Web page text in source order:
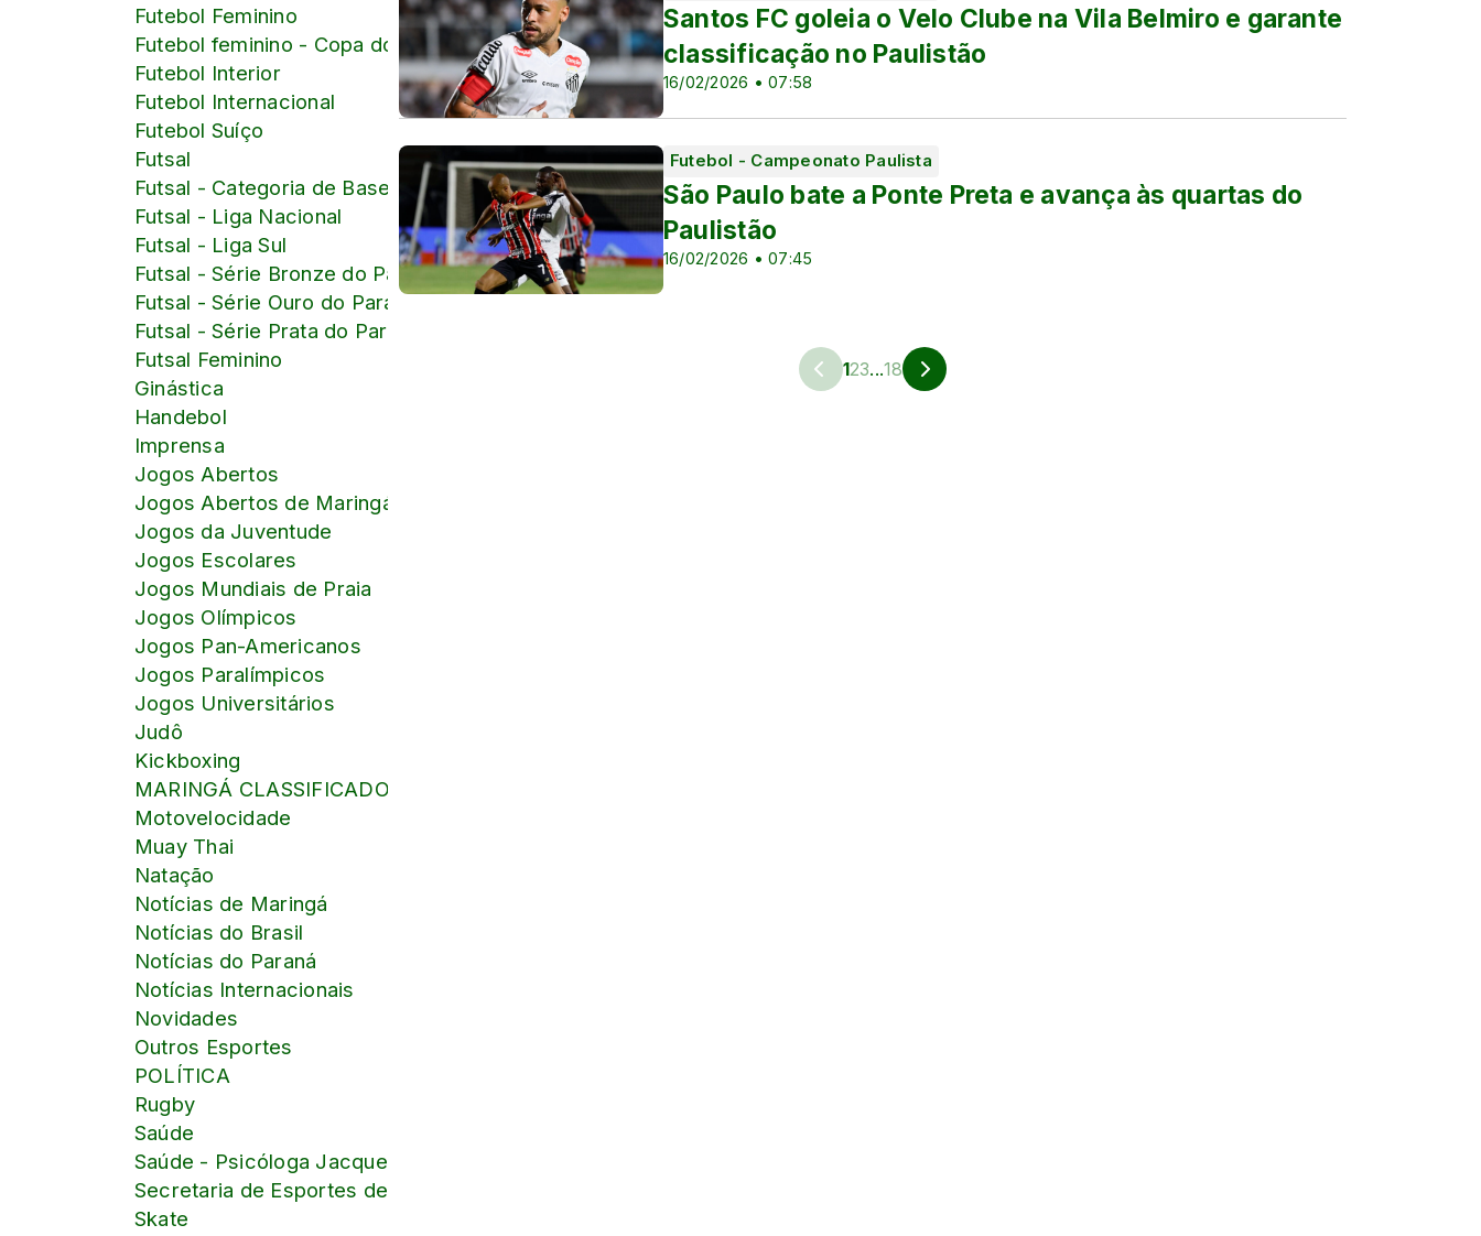
Futebol Feminino
Futebol feminino - Copa do Mundo da França
Futebol Interior
Futebol Internacional
Futebol Suíço
Futsal
Futsal - Categoria de Base
Futsal - Liga Nacional
Futsal - Liga Sul
Futsal - Série Bronze do Paranaense
Futsal - Série Ouro do Paranaense
Futsal - Série Prata do Paranaense
Futsal Feminino
Ginástica
Handebol
Imprensa
Jogos Abertos
Jogos Abertos de Maringá
Jogos da Juventude
Jogos Escolares
Jogos Mundiais de Praia
Jogos Olímpicos
Jogos Pan-Americanos
Jogos Paralímpicos
Jogos Universitários
Judô
Kickboxing
MARINGÁ CLASSIFICADOS online
Motovelocidade
Muay Thai
Natação
Notícias de Maringá
Notícias do Brasil
Notícias do Paraná
Notícias Internacionais
Novidades
Outros Esportes
POLÍTICA
Rugby
Saúde
Saúde - Psicóloga Jacqueline Pontalti
Secretaria de Esportes de Maringá
Skate
16/02/2026 • 07:58
Santos FC goleia o Velo Clube na Vila Belmiro e garante
classificação no Paulistão
Futebol - Campeonato Paulista
16/02/2026 • 07:45
São Paulo bate a Ponte Preta e avança às quartas do
Paulistão
123...18